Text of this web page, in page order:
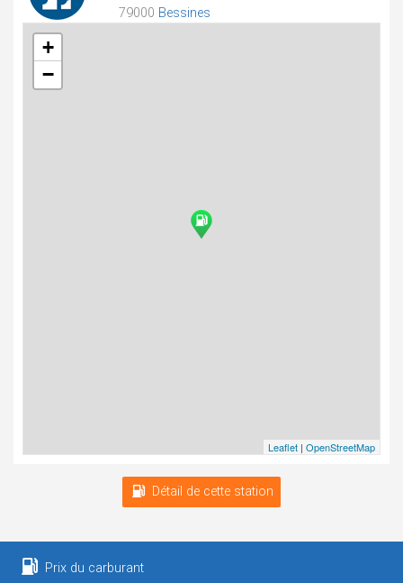
79000 Bessines
+
−
Leaflet | OpenStreetMap
Détail de cette station
Prix du carburant